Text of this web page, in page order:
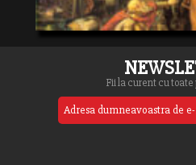
Fii la curent cu toate